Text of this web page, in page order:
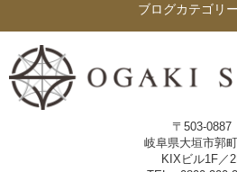
ブログカテゴリ
〒503-0887
岐阜県大垣市郭
KIXビル1F／